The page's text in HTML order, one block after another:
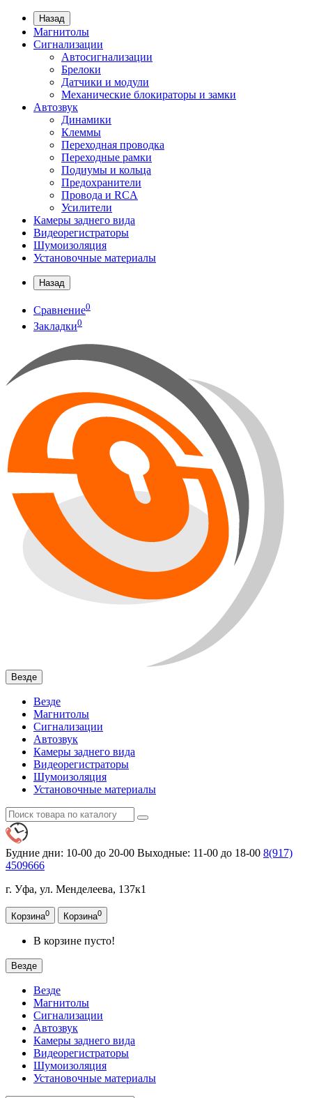
Назад
Магнитолы
Сигнализации
Автосигнализации
Брелоки
Датчики и модули
Механические блокираторы и замки
Автозвук
Динамики
Клеммы
Переходная проводка
Переходные рамки
Подиумы и кольца
Предохранители
Провода и RCA
Усилители
Камеры заднего вида
Видеорегистраторы
Шумоизоляция
Установочные материалы
Назад
Сравнение0
Закладки0
Везде
Везде
Магнитолы
Сигнализации
Автозвук
Камеры заднего вида
Видеорегистраторы
Шумоизоляция
Установочные материалы
Будние дни: 10-00 до 20-00 Выходные: 11-00 до 18-00 8(917)
4509666
г. Уфа, ул. Менделеева, 137к1
Корзина0 Корзина0
В корзине пусто!
Везде
Везде
Магнитолы
Сигнализации
Автозвук
Камеры заднего вида
Видеорегистраторы
Шумоизоляция
Установочные материалы